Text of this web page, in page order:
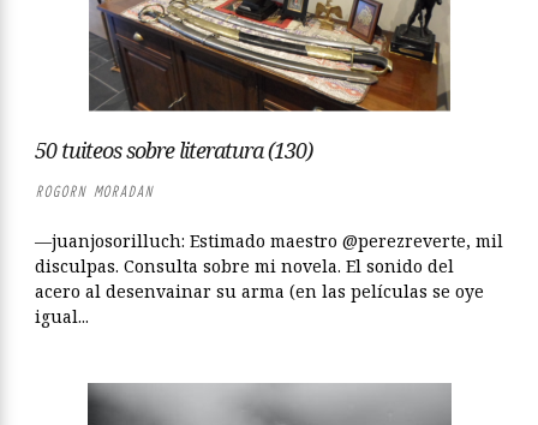
50 tuiteos sobre literatura (130)
ROGORN MORADAN
—juanjosorilluch: Estimado maestro @perezreverte, mil
disculpas. Consulta sobre mi novela. El sonido del
acero al desenvainar su arma (en las películas se oye
igual...